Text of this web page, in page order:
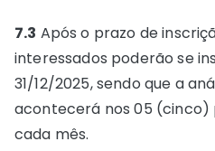
7.3 Após o prazo de
interessados poderão se
31/12/2025, sendo que a
acontecerá nos 05 (cinco)
cada mês.